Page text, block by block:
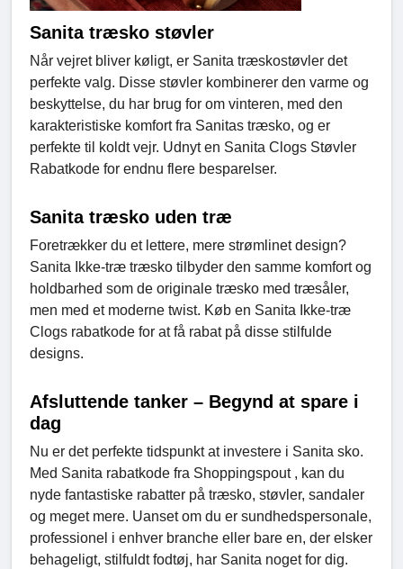
Sanita træsko støvler
Når vejret bliver køligt, er Sanita træskostøvler det
perfekte valg. Disse støvler kombinerer den varme og
beskyttelse, du har brug for om vinteren, med den
karakteristiske komfort fra Sanitas træsko, og er
perfekte til koldt vejr. Udnyt en Sanita Clogs Støvler
Rabatkode for endnu flere besparelser.
Sanita træsko uden træ
Foretrækker du et lettere, mere strømlinet design?
Sanita Ikke-træ træsko tilbyder den samme komfort og
holdbarhed som de originale træsko med træsåler,
men med et moderne twist. Køb en Sanita Ikke-træ
Clogs rabatkode for at få rabat på disse stilfulde
designs.
Afsluttende tanker – Begynd at spare i
dag
Nu er det perfekte tidspunkt at investere i Sanita sko.
Med Sanita rabatkode fra Shoppingspout , kan du
nyde fantastiske rabatter på træsko, støvler, sandaler
og meget mere. Uanset om du er sundhedspersonale,
professionel i enhver branche eller bare en, der elsker
behageligt, stilfuldt fodtøj, har Sanita noget for dig.